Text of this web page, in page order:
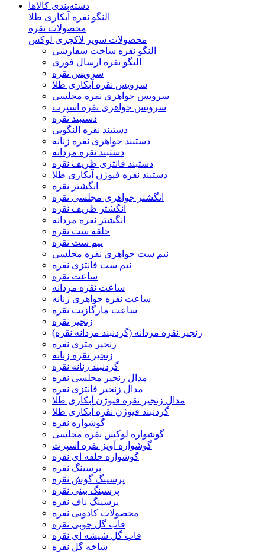
دسته‌بندی‌ کالاها
النگو نقره آبکاری طلا
محصولات نقره
محصولات سوپر لاکچری لوکس
النگو نقره ساخت سفارشی
النگو نقره ارسال فوری
سرویس نقره
سرویس نقره آبکاری طلا
سرویس جواهری نقره مجلسی
سرویس جواهری نقره اسپرت
دستبند نقره
دستبند نقره النگویی
دستبند جواهری نقره زنانه
دستبند نقره مردانه
دستبند فانتزی ظریف نقره
دستبند نقره فیوژن آبکاری طلا
انگشتر نقره
انگشتر جواهری مجلسی نقره
انگشتر ظریف نقره
انگشتر نقره مردانه
حلقه ست نقره
نیم ست نقره
نیم ست جواهری نقره مجلسی
نیم ست فانتزی نقره
ساعت نقره
ساعت نقره مردانه
ساعت نقره جواهری زنانه
ساعت مارگازیت نقره
زنجیر نقره
زنجیر نقره مردانه (گردنبند مردانه نقره)
زنجیر متری نقره
زنجیر نقره زنانه
گردنبند زنانه نقره
مدال زنجیر مجلسی نقره
مدال زنجیر فانتزی نقره
مدال زنجیر نقره فیوژن آبکاری طلا
گردنبند فیوژن نقره آبکاری طلا
گوشواره نقره
گوشواره لوکس نقره مجلسی
گوشواره آویز نقره اسپرت
گوشواره حلقه ای نقره
پرسینگ نقره
پرسینگ گوش نقره
پرسینگ بینی نقره
پرسینگ ناف نقره
محصولات کادویی نقره
قاب گل چوبی نقره
قاب گل شیشه ای نقره
شاخه گل نقره